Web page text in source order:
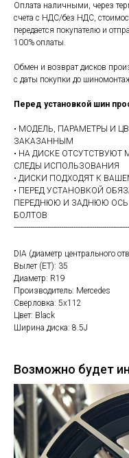
Оплата наличными, через
счета с НДС/без НДС,
передается покупателю и
100% оплаты.
Обмен и возврат дисков
с даты покупки до
Перед установкой шин
• МОДЕЛЬ, ПАРАМЕТРЫ И
ЗАКАЗАННЫМ
• НА ДИСКЕ
СЛЕДЫ ИСПОЛЬЗОВАНИЯ
• ДИСКИ ПОДХОДЯТ К
• ПЕРЕД УСТАНОВКОЙ
ПЕРЕДНЮЮ И ЗАДНЮЮ ОСЬ
БОЛТОВ
DIA (диаметр центрального
Вылет (ET): 35
Диаметр: R19
Производитель: Mercedes
Сверловка: 5х112
Цвет: Black
Ширина диска: 8.5J
Возможно будет